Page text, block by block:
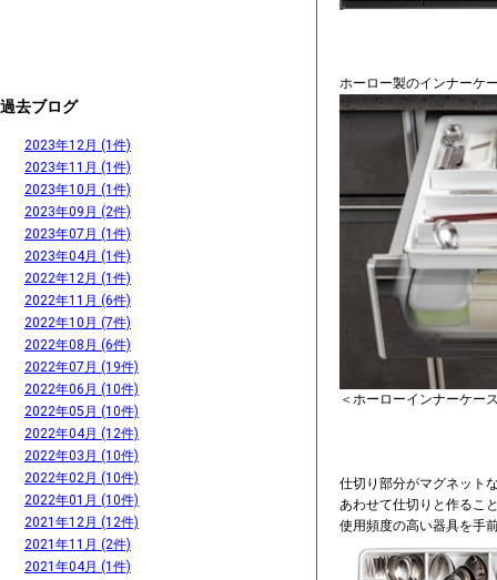
ホーロー製のインナーケ
＜ホーローインナーケー
仕切り部分がマグネット
あわせて仕切りと作るこ
使用頻度の高い器具を手
過去ブログ
2023年12月 (1件)
2023年11月 (1件)
2023年10月 (1件)
2023年09月 (2件)
2023年07月 (1件)
2023年04月 (1件)
2022年12月 (1件)
2022年11月 (6件)
2022年10月 (7件)
2022年08月 (6件)
2022年07月 (19件)
2022年06月 (10件)
2022年05月 (10件)
2022年04月 (12件)
2022年03月 (10件)
2022年02月 (10件)
2022年01月 (10件)
2021年12月 (12件)
2021年11月 (2件)
2021年04月 (1件)